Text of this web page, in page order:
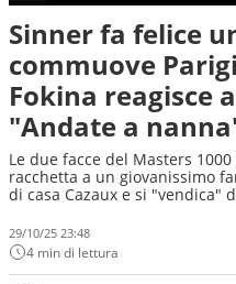
Sinner fa felice
commuove
Fokina reagisce
"Andate a
Le due facce del Masters
racchetta a un giovanissimo
di casa Cazaux e si "vendica"
29/10/25 23:48
4 min di lettura